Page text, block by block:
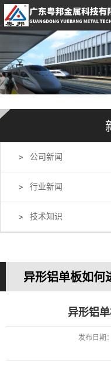
公司新闻
行业新闻
技术知识
异形铝单板如何
您的当
异形铝
发布日期：